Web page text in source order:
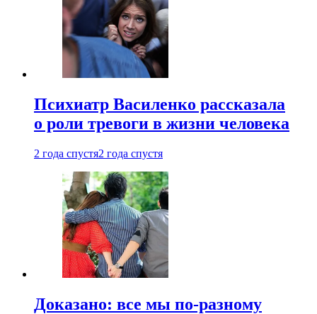
Психиатр Василенко рассказала
о роли тревоги в жизни человека
2 года спустя2 года спустя
Доказано: все мы по-разному